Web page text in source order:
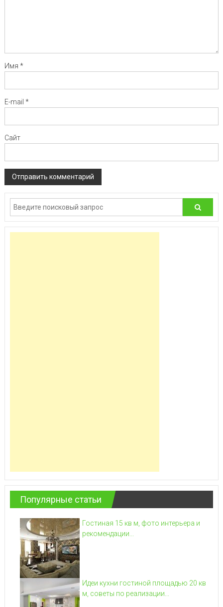
Имя *
E-mail *
Сайт
Популярные статьи
Гостиная 15 кв м, фото интерьера и
рекомендации...
Идеи кухни гостиной площадью 20 кв
м, советы по реализации...